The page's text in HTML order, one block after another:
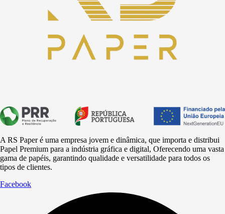
A RS Paper é uma empresa jovem e dinâmica, que importa e distribui
Papel Premium para a indústria gráfica e digital, Oferecendo uma vasta
gama de papéis, garantindo qualidade e versatilidade para todos os
tipos de clientes.
Facebook